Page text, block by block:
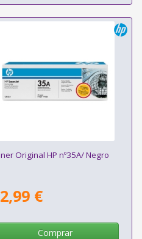
Original HP nº35A/ Negro
€
Comprar